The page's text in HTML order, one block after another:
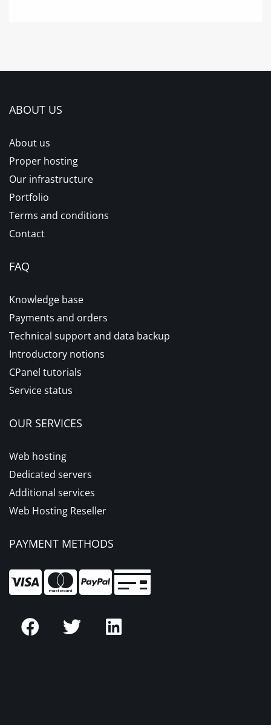
ABOUT US
About us
Proper hosting
Our infrastructure
Portfolio
Terms and conditions
Contact
FAQ
Knowledge base
Payments and orders
Technical support and data backup
Introductory notions
CPanel tutorials
Service status
OUR SERVICES
Web hosting
Dedicated servers
Additional services
Web Hosting Reseller
PAYMENT METHODS